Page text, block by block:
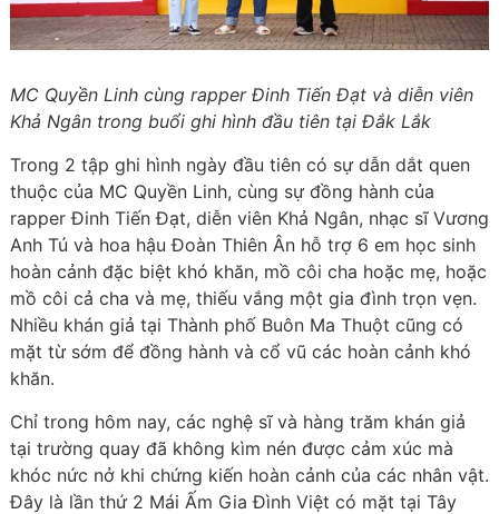
MC Quyền Linh cùng rapper Đinh Tiến Đạt và diễn viên
Khả Ngân trong buổi ghi hình đầu tiên tại Đắk Lắk
Trong 2 tập ghi hình ngày đầu tiên có sự dẫn dắt quen
thuộc của MC Quyền Linh, cùng sự đồng hành của
rapper Đinh Tiến Đạt, diễn viên Khả Ngân, nhạc sĩ Vương
Anh Tú và hoa hậu Đoàn Thiên Ân hỗ trợ 6 em học sinh
hoàn cảnh đặc biệt khó khăn, mồ côi cha hoặc mẹ, hoặc
mồ côi cả cha và mẹ, thiếu vắng một gia đình trọn vẹn.
Nhiều khán giả tại Thành phố Buôn Ma Thuột cũng có
mặt từ sớm để đồng hành và cổ vũ các hoàn cảnh khó
khăn.
Chỉ trong hôm nay, các nghệ sĩ và hàng trăm khán giả
tại trường quay đã không kìm nén được cảm xúc mà
khóc nức nở khi chứng kiến hoàn cảnh của các nhân vật.
Đây là lần thứ 2 Mái Ấm Gia Đình Việt có mặt tại Tây